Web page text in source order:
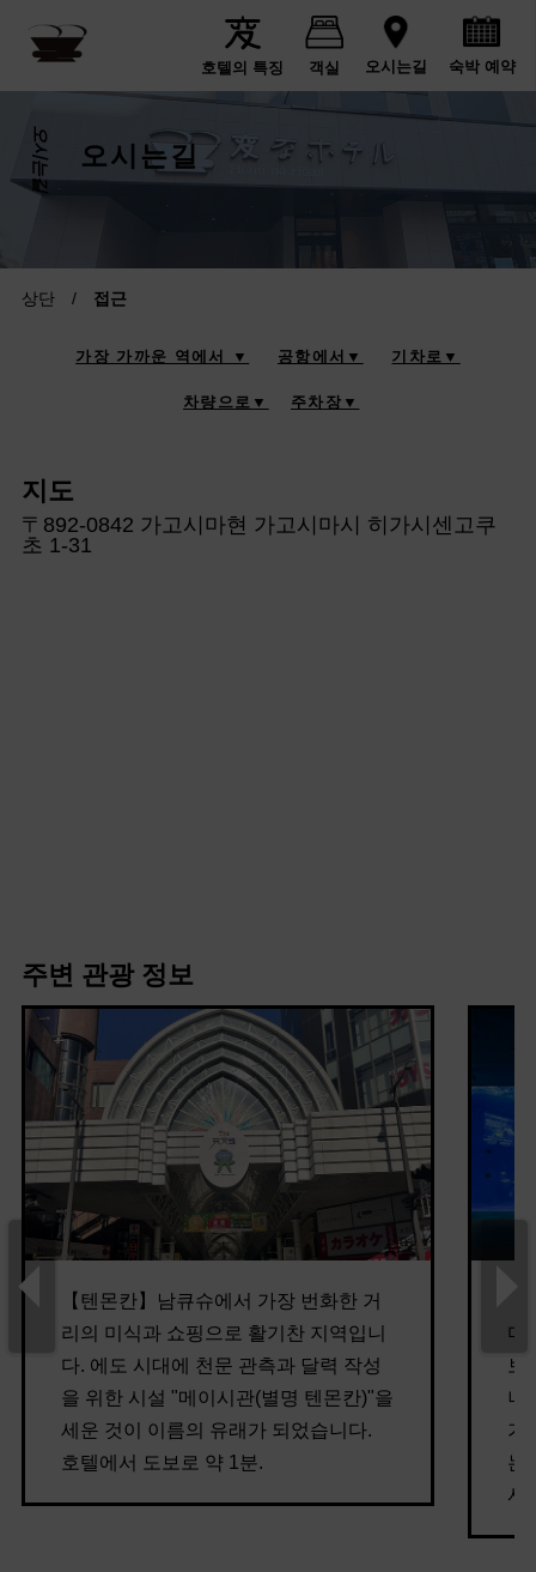
호텔의 특징 객실 오시는길 숙박 예약
오시는길 오시는길
상단 / 접근
가장 가까운 역에서 ▼ 공항에서▼ 기차로▼
차량으로▼ 주차장▼
지도
〒892-0842 가고시마현 가고시마시 히가시센고쿠
초 1-31
주변 관광 정보
【텐몬칸】남큐슈에서 가장 번화한 거
리의 미식과 쇼핑으로 활기찬 지역입니
다. 에도 시대에 천문 관측과 달력 작성
을 위한 시설 "메이시관(별명 텐몬칸)"을
세운 것이 이름의 유래가 되었습니다.
호텔에서 도보로 약 1분.
마
보
니
가
는
서